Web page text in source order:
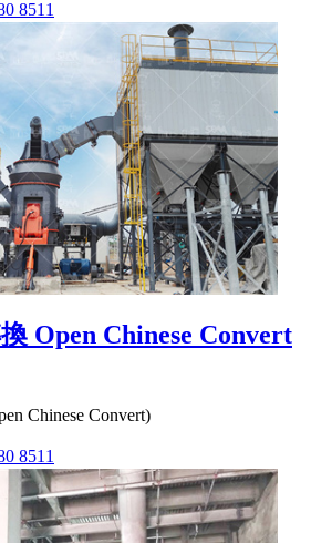
8511
Open Chinese Convert
Chinese Convert)
8511